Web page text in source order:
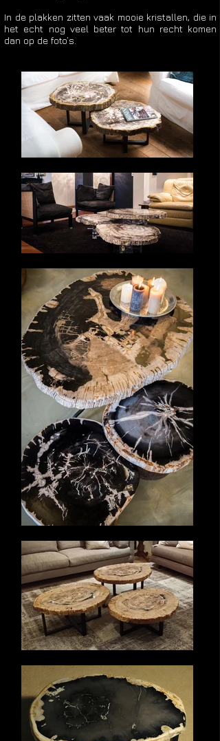
In de plakken zitten vaak mooie kristallen, die in
het echt nog veel beter tot hun recht komen
dan op de foto’s.